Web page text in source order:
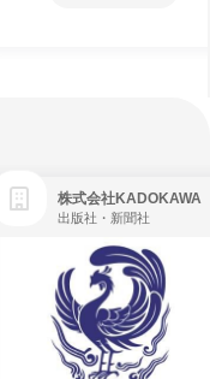
株式会社KADOKAWA
出版社・新聞社